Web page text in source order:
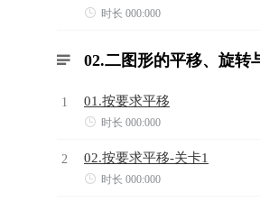
 时长 000:000
 02.二图形的平移、旋转
1 01.按要求平移
 时长 000:000
2 02.按要求平移-关卡1
 时长 000:000